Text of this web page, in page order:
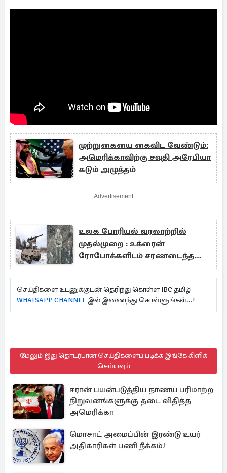
முற்றுகையை கைவிட வேண்​டும்:
அமெரிக்காவிற்கு சவுதி அரேபியா
கடும் அழுத்தம்
Advertisement
உலக போரியல் வரலாற்றில்
முதல்முறை : உக்ரைன்
ரோபோக்களிடம் சரணடைந்த
ரஷ்ய வீரர்கள்
செய்திகளை உடனுக்குடன் தெரிந்து கொள்ள IBC தமிழ்
WHATSAPP CHANNEL இல் இணைந்து கொள்ளுங்கள்...!
மேலும் இது தொடர்பான செய்திகளைப் படிக்க இங்கே கிளிக்
செய்யவும்
ஈரான் பயன்படுத்திய நாணய பரிமாற்ற
நிறுவனங்களுக்கு தடை விதித்த
அமெரிக்கா
மொசாட் அமைப்பின் இரண்டு உயர்
அதிகாரிகள் பணி நீக்கம்!